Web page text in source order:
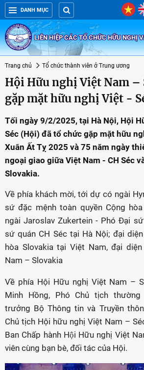
DANH MỤC
LIÊN HIỆP CÁC TỔ CHỨC HỮU NGHỊ
Trang chủ Tổ chức thành viên ở Trung ương
Hội Hữu nghị Việt Nam –
gặp mặt hữu nghị Việt -
Tối ngày 9/2/2025, tại Hà Nội, Hội
Séc (Hội) đã tổ chức gặp mặt hữu
Xuân Ất Tỵ 2025 và 75 năm ngày
ngoại giao giữa Việt Nam - CH Séc
Slovakia.
Về phía khách mời, tới dự có ngài
sứ đặc mệnh toàn quyền Cộng
ngài Jaroslav Zukertein - Phó Đại
sứ quán CH Séc tại Hà Nội; đại
hòa Slovakia tại Việt Nam, đại
Nam – Slovakia
Về phía Hội Hữu nghị Việt Nam –
Minh Hồng, Phó Chủ tịch
trưởng Bộ Thông tin và Truyền
Chủ tịch Hội hữu nghị Việt Nam –
Ban Chấp hành Hội Hữu nghị Việt
viên cùng bạn bè, đối tác của Hội.